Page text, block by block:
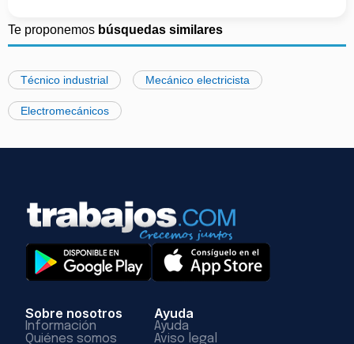
Te proponemos búsquedas similares
Técnico industrial Mecánico electricista
Electromecánicos
Sobre nosotros
Información
Quiénes somos
Ayuda
Ayuda
Aviso legal